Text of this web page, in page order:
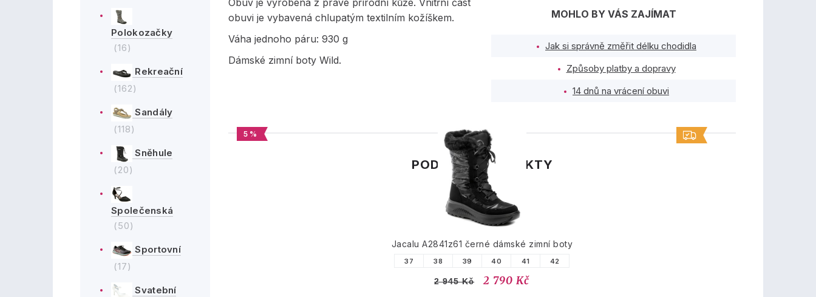
Polokozačky
(16)
Rekreační
(162)
Sandály
(118)
Sněhule
(20)
Společenská
(50)
Sportovní
(17)
Svatební
Obuv je vyrobená z pravé přírodní kůže. Vnitřní část
obuvi je vybavená chlupatým textilním kožíškem.
Váha jednoho páru: 930 g
Dámské zimní boty Wild.
MOHLO BY VÁS ZAJÍMAT
Jak si správně změřit délku chodidla
Způsoby platby a dopravy
14 dnů na vrácení obuvi
PODOBNÉ PRODUKTY
5 %
Jacalu A2841z61 černé dámské zimní boty
37 38 39 40 41 42
2 945 Kč 2 790 Kč